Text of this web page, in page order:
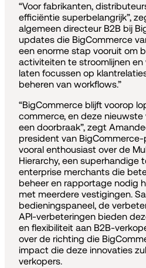
“Voor fabrikanten,
efficiëntie superbelangrijk”,
algemeen directeur B2B bij
updates die BigCommerce
een enorme stap vooruit om
activiteiten te stroomlijnen
laten focussen op
beheren van workflows.”
“BigCommerce blijft voorop
commerce, en deze
een doorbraak”, zegt
president van BigCommerce-
vooral enthousiast over de
Hierarchy, een superhandige
enterprise merchants die
beheer en rapportage nodig
met meerdere vestigingen.
bedieningspaneel, de
API-verbeteringen bieden
en flexibiliteit aan B2B-
over de richting die
impact die deze innovaties
verkopers.